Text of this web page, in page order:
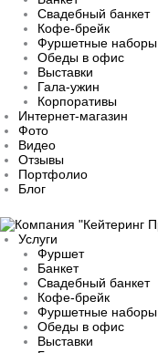
Свадебный банкет
Кофе-брейк
Фуршетные наборы
Обеды в офис
Выставки
Гала-ужин
Корпоративы
Интернет-магазин
Фото
Видео
Отзывы
Портфолио
Блог
Услуги
Фуршет
Банкет
Свадебный банкет
Кофе-брейк
Фуршетные наборы
Обеды в офис
Выставки